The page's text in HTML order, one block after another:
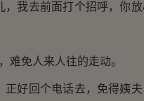
我去前面打个招呼，你放
免人来人往的走动。
好回个电话去，免得姨夫